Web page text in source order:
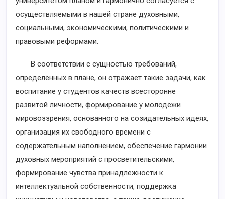
осуществляемыми в нашей стране духовными,
социальными, экономическими, политическими и
правовыми реформами.
В соответствии с сущностью требований,
определённых в плане, он отражает такие задачи, как
воспитание у студентов качеств всесторонне
развитой личности, формирование у молодёжи
мировоззрения, основанного на созидательных идеях,
организация их свободного времени с
содержательным наполнением, обеспечение гармонии
духовных мероприятий с просветительскими,
формирование чувства принадлежности к
интеллектуальной собственности, поддержка